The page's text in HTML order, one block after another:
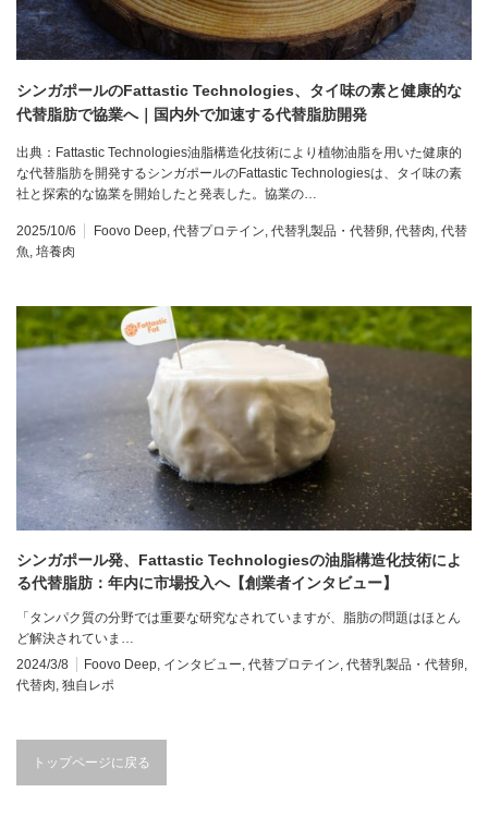
シンガポールのFattastic Technologies、タイ味の素と健康的な
代替脂肪で協業へ｜国内外で加速する代替脂肪開発
出典：Fattastic Technologies油脂構造化技術により植物油脂を用いた健康的
な代替脂肪を開発するシンガポールのFattastic Technologiesは、タイ味の素
社と探索的な協業を開始したと発表した。協業の…
2025/10/6 Foovo Deep, 代替プロテイン, 代替乳製品・代替卵, 代替肉, 代替
魚, 培養肉
シンガポール発、Fattastic Technologiesの油脂構造化技術によ
る代替脂肪：年内に市場投入へ【創業者インタビュー】
「タンパク質の分野では重要な研究なされていますが、脂肪の問題はほとん
ど解決されていま…
2024/3/8
Foovo Deep インタビュー 代替プロテイン 代替乳製品・代替卵
代替肉 独自レポ
トップページに戻る